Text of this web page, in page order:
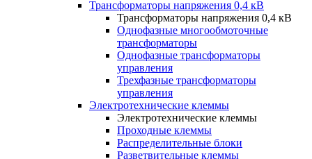
Трансформаторы напряжения 0,4 кВ
Трансформаторы напряжения 0,4 кВ
Однофазные многообмоточные
трансформаторы
Однофазные трансформаторы
управления
Трехфазные трансформаторы
управления
Электротехнические клеммы
Электротехнические клеммы
Проходные клеммы
Распределительные блоки
Разветвительные клеммы